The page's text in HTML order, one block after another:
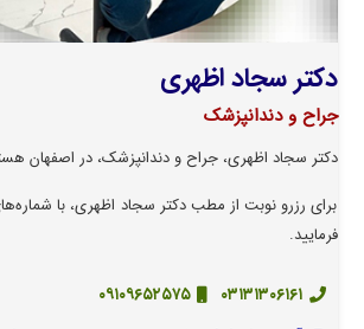
دکتر سجاد اظهری
جراح و دندانپزشک
دکتر سجاد اظهری، جراح و دندانپزشک، در اصفهان
برای رزرو نوبت از مطب دکتر سجاد اظهری، با
فرمایید.
۰۳۱۳۱۳۰۶۱۶۱
۰۹۱۰۹۶۵۲۵۷۵